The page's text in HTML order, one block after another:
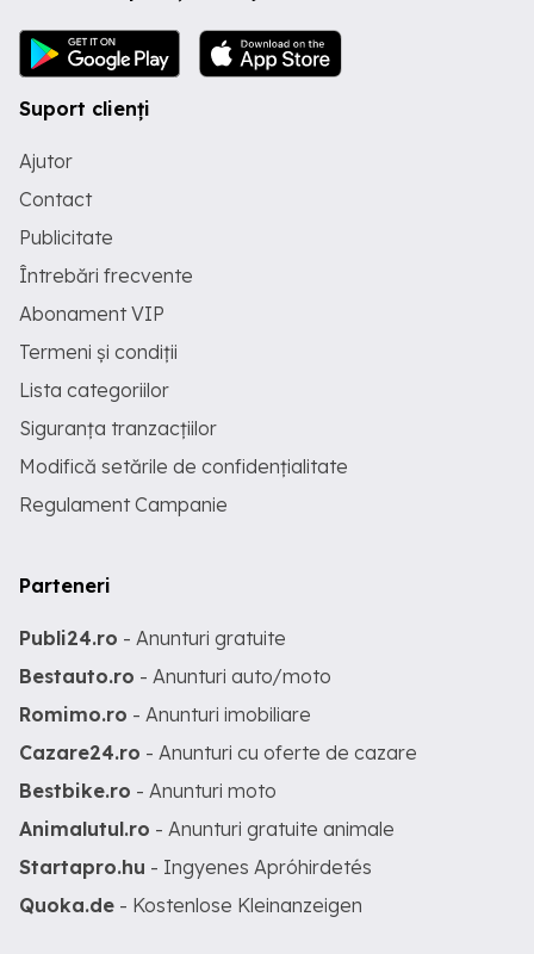
Suport clienți
Ajutor
Contact
Publicitate
Întrebări frecvente
Abonament VIP
Termeni și condiții
Lista categoriilor
Siguranța tranzacțiilor
Modifică setările de confidențialitate
Regulament Campanie
Parteneri
Publi24.ro - Anunturi gratuite
Bestauto.ro - Anunturi auto/moto
Romimo.ro - Anunturi imobiliare
Cazare24.ro - Anunturi cu oferte de cazare
Bestbike.ro - Anunturi moto
Animalutul.ro - Anunturi gratuite animale
Startapro.hu - Ingyenes Apróhirdetés
Quoka.de - Kostenlose Kleinanzeigen